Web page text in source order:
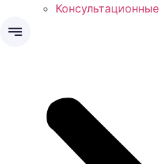
Консультационные